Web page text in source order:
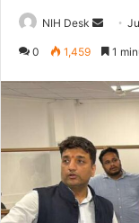
NIH Desk
Send
an
0 1,459 1